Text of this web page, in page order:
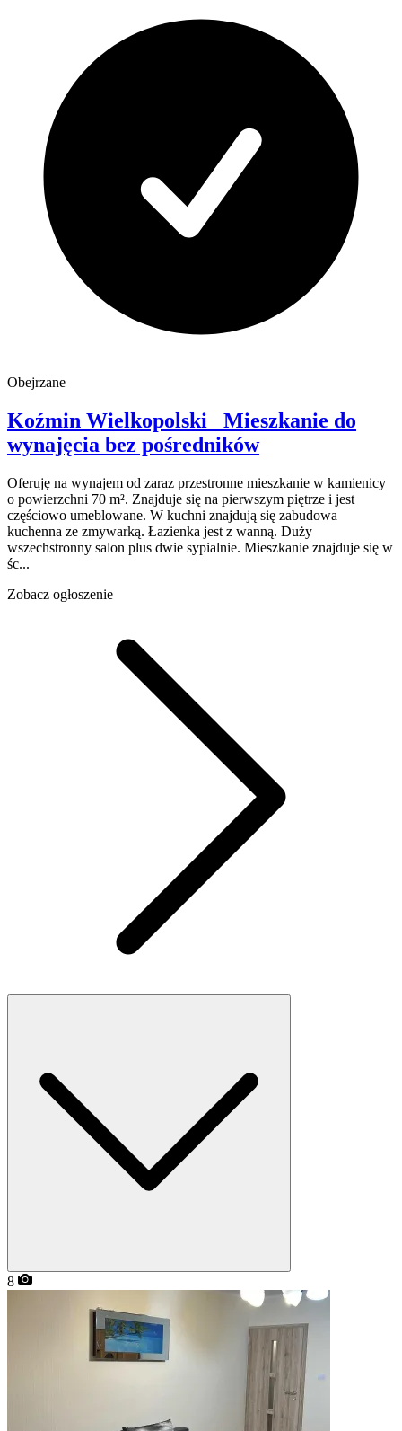
Obejrzane
Koźmin Wielkopolski
Mieszkanie do
wynajęcia bez pośredników
Oferuję na wynajem od zaraz przestronne mieszkanie w kamienicy
o powierzchni 70 m². Znajduje się na pierwszym piętrze i jest
częściowo umeblowane. W kuchni znajdują się zabudowa
kuchenna ze zmywarką. Łazienka jest z wanną. Duży
wszechstronny salon plus dwie sypialnie. Mieszkanie znajduje się w
śc...
Zobacz ogłoszenie
8